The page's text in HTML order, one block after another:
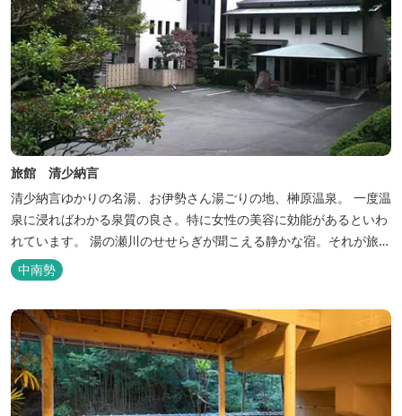
旅館 清少納言
清少納言ゆかりの名湯、お伊勢さん湯ごりの地、榊原温泉。 一度温
泉に浸ればわかる泉質の良さ。特に女性の美容に効能があるといわ
れています。 湯の瀬川のせせらぎが聞こえる静かな宿。それが旅
館 清少納言です。柔らかく滑らかな安らぎの湯や旬の味、心のこ
もったおもてなしを心掛けております。 日頃の喧騒から離れ、平安
の才女清少納言もお墨付きの名湯を是非実感してください。
中南勢